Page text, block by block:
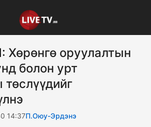
Хөрөнгө оруулалтын
болон урт
төслүүдийг
14:37П.Оюу-Эрдэнэ